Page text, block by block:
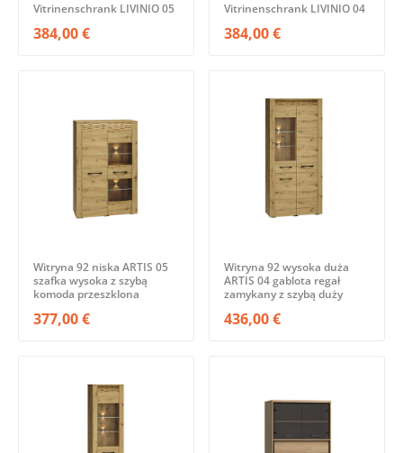
Vitrinenschrank LIVINIO 05
384,00 €
Vitrinenschrank LIVINIO 04
384,00 €
Witryna 92 niska ARTIS 05
szafka wysoka z szybą
komoda przeszklona
377,00 €
Witryna 92 wysoka duża
ARTIS 04 gablota regał
zamykany z szybą duży
436,00 €